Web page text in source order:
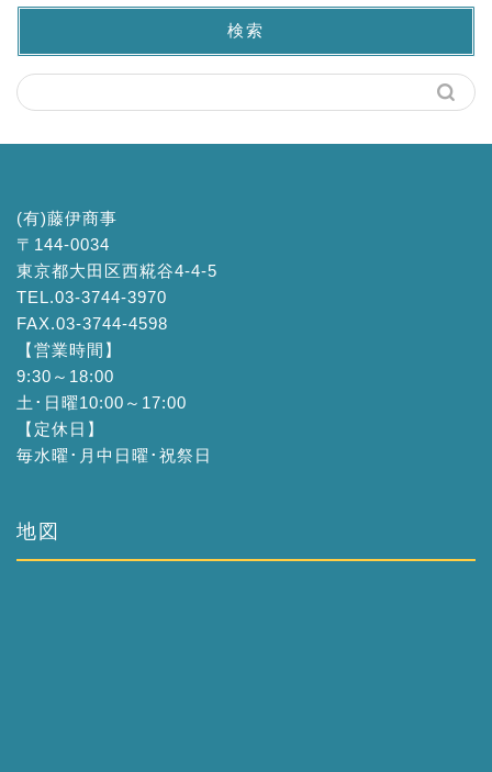
検索
(有)藤伊商事
〒144-0034
東京都大田区西糀谷4-4-5
TEL.03-3744-3970
FAX.03-3744-4598
【営業時間】
9:30～18:00
土･日曜10:00～17:00
【定休日】
毎水曜･月中日曜･祝祭日
地図